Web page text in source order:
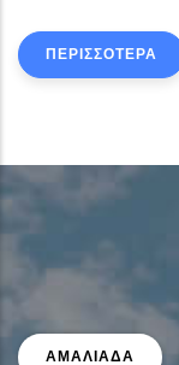
ΠΕΡΙΣΣΟΤΕΡΑ
ΑΜΑΛΙΑΔΑ